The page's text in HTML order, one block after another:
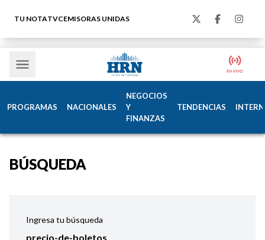
TU NOTATVCEMISORAS UNIDAS
PROGRAMAS NACIONALES
NEGOCIOS
Y
FINANZAS
TENDENCIAS
BÚSQUEDA
Ingresa tu búsqueda